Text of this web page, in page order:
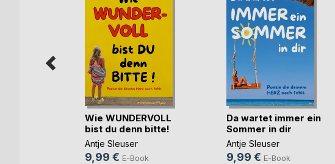
Wie WUNDERVOLL
bist du denn bitte!
Antje Sleuser
9,99 € E-Book
Da wartet immer ein
Sommer in dir
Antje Sleuser
9,99 € E-Book